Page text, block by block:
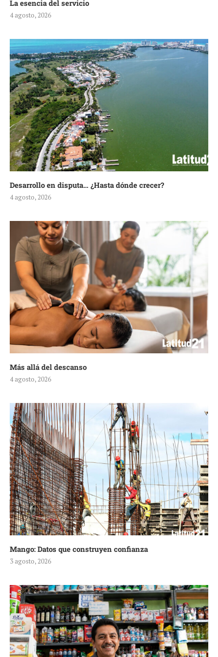
La esencia del servicio
4 agosto, 2026
Desarrollo en disputa… ¿Hasta dónde crecer?
4 agosto, 2026
Más allá del descanso
4 agosto, 2026
Mango: Datos que construyen confianza
3 agosto, 2026